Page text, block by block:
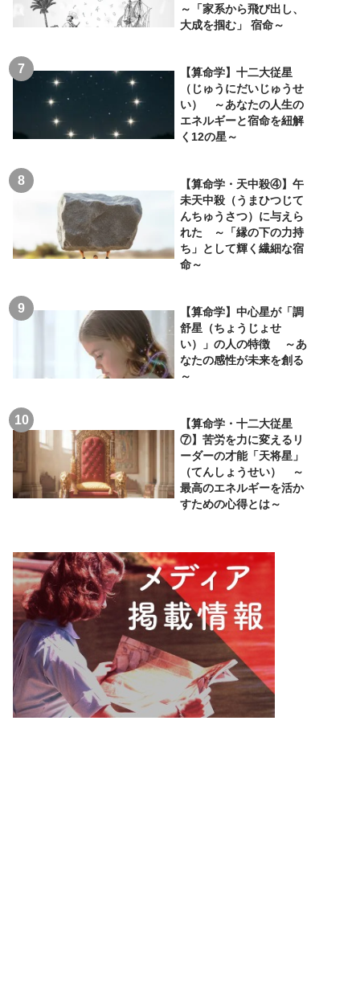
～「家系から飛び出し、
大成を掴む」 宿命～
【算命学】十二大従星
（じゅうにだいじゅうせ
い） ～あなたの人生の
エネルギーと宿命を紐解
く12の星～
【算命学・天中殺④】午
未天中殺（うまひつじて
んちゅうさつ）に与えら
れた ～「縁の下の力持
ち」として輝く繊細な宿
命～
【算命学】中心星が「調
舒星（ちょうじょせ
い）」の人の特徴 ～あ
なたの感性が未来を創る
～
【算命学・十二大従星
⑦】苦労を力に変えるリ
ーダーの才能「天将星」
（てんしょうせい） ～
最高のエネルギーを活か
すための心得とは～